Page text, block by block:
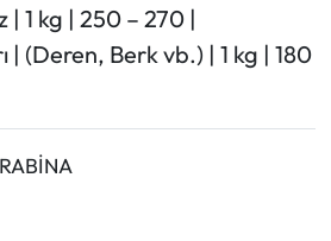
| 1 kg | 250 – 270 |
| (Deren, Berk vb.) | 1 kg | 180